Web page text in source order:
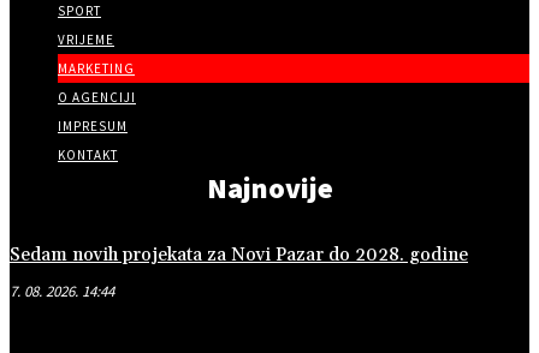
SPORT
VRIJEME
MARKETING
O AGENCIJI
IMPRESUM
KONTAKT
Najnovije
Sedam novih projekata za Novi Pazar do 2028. godine
7. 08. 2026. 14:44